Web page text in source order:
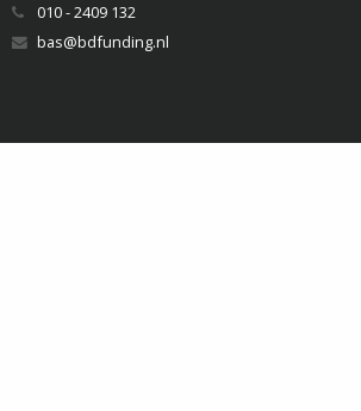
010 - 2409 132
bas@bdfunding.nl